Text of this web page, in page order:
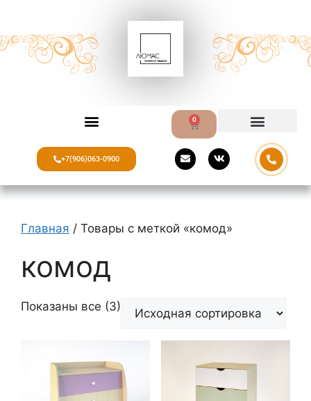
0
+7(906)063-0900
Главная / Товары с меткой «комод»
комод
Показаны все (3)